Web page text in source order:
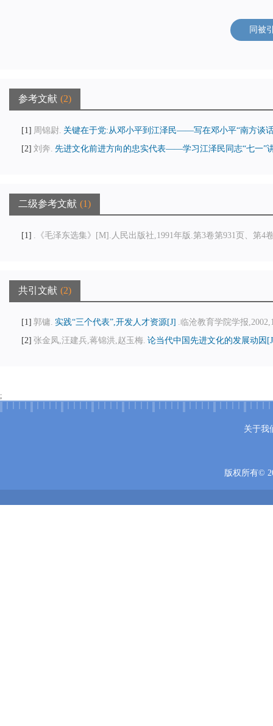
同被
参考文献 2
1 周锦尉. 关键在于党:从邓小平到江泽民——写在邓小平“南方谈
2 刘奔. 先进文化前进方向的忠实代表——学习江泽民同志“七一”
二级参考文献 1
1 .《毛泽东选集》[M].人民出版社,1991年版.第3卷第931页、第4
共引文献 2
1 郭镛. 实践“三个代表”,开发人才资源[J] .临沧教育学院学报
2 张金凤,汪建兵,蒋锦洪,赵玉梅. 论当代中国先进文化的发展动因
;
关于我
版权所有©